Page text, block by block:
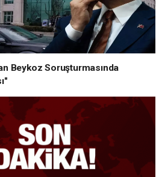
Beykoz Soruşturmasında